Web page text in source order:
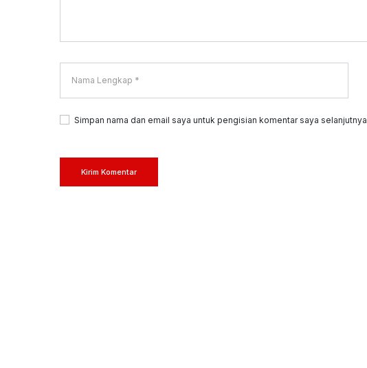
Simpan nama dan email saya untuk pengisian komentar saya selanjutnya
Kirim Komentar